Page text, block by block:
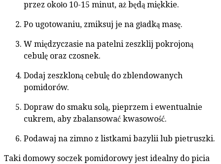
przez około 10-15 minut, aż będą miękkie.
Po ugotowaniu, zmiksuj je na gładką masę.
W międzyczasie na patelni zeszklij pokrojoną
cebulę oraz czosnek.
Dodaj zeszkloną cebulę do zblendowanych
pomidorów.
Dopraw do smaku solą, pieprzem i ewentualnie
cukrem, aby zbalansować kwasowość.
Podawaj na zimno z listkami bazylii lub pietruszki.
Taki domowy soczek pomidorowy jest idealny do picia